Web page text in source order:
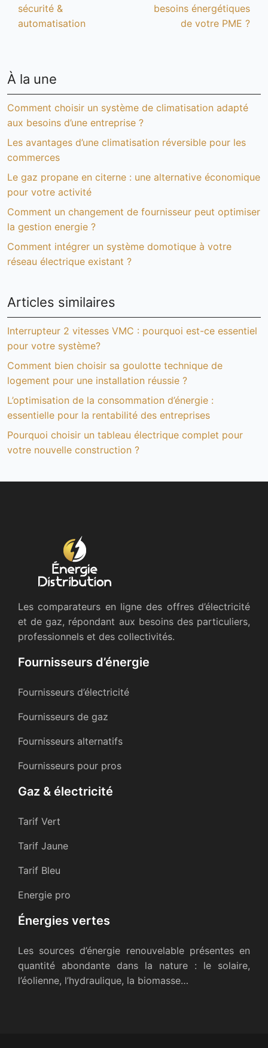
sécurité &
automatisation
besoins énergétiques
de votre PME ?
À la une
Comment choisir un système de climatisation adapté
aux besoins d’une entreprise ?
Les avantages d’une climatisation réversible pour les
commerces
Le gaz propane en citerne : une alternative économique
pour votre activité
Comment un changement de fournisseur peut optimiser
la gestion energie ?
Comment intégrer un système domotique à votre
réseau électrique existant ?
Articles similaires
Interrupteur 2 vitesses VMC : pourquoi est-ce essentiel
pour votre système?
Comment bien choisir sa goulotte technique de
logement pour une installation réussie ?
L’optimisation de la consommation d’énergie :
essentielle pour la rentabilité des entreprises
Pourquoi choisir un tableau électrique complet pour
votre nouvelle construction ?
Les comparateurs en ligne des offres d’électricité
et de gaz, répondant aux besoins des particuliers,
professionnels et des collectivités.
Fournisseurs d’énergie
Fournisseurs d’électricité
Fournisseurs de gaz
Fournisseurs alternatifs
Fournisseurs pour pros
Gaz & électricité
Tarif Vert
Tarif Jaune
Tarif Bleu
Energie pro
Énergies vertes
Les sources d’énergie renouvelable présentes en
quantité abondante dans la nature : le solaire,
l’éolienne, l’hydraulique, la biomasse…